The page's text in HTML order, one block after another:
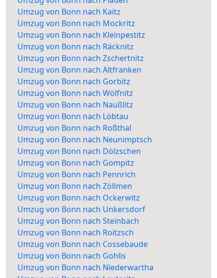
Umzug von Bonn nach Kaitz
Umzug von Bonn nach Mockritz
Umzug von Bonn nach Kleinpestitz
Umzug von Bonn nach Räcknitz
Umzug von Bonn nach Zschertnitz
Umzug von Bonn nach Altfranken
Umzug von Bonn nach Gorbitz
Umzug von Bonn nach Wölfnitz
Umzug von Bonn nach Naußlitz
Umzug von Bonn nach Löbtau
Umzug von Bonn nach Roßthal
Umzug von Bonn nach Neunimptsch
Umzug von Bonn nach Dölzschen
Umzug von Bonn nach Gompitz
Umzug von Bonn nach Pennrich
Umzug von Bonn nach Zöllmen
Umzug von Bonn nach Ockerwitz
Umzug von Bonn nach Unkersdorf
Umzug von Bonn nach Steinbach
Umzug von Bonn nach Roitzsch
Umzug von Bonn nach Cossebaude
Umzug von Bonn nach Gohlis
Umzug von Bonn nach Niederwartha